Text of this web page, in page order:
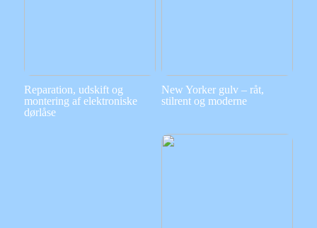
Reparation, udskift og
montering af elektroniske
dørlåse
New Yorker gulv – råt,
stilrent og moderne